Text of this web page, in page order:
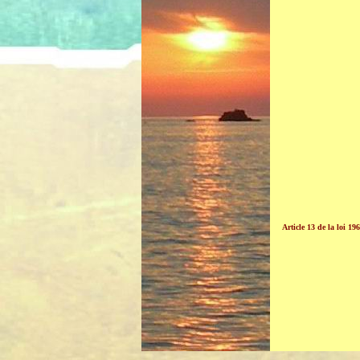
Article 13 de la loi